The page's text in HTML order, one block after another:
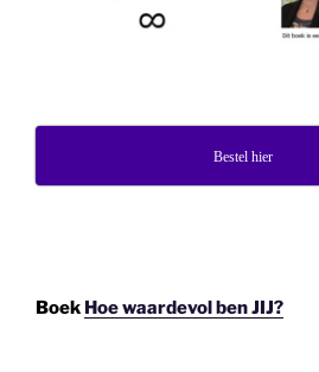
Bestel hier
Boek Hoe waardevol ben JIJ?